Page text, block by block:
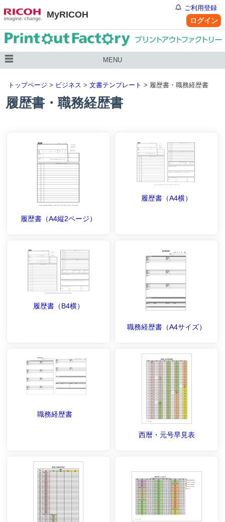
MyRICOH
ご利用登録
ログイン
MENU
トップページ > ビジネス > 文書テンプレート > 履歴書・職務経歴書
履歴書・職務経歴書
履歴書（A4縦2ページ）
履歴書（A4横）
履歴書（B4横）
職務経歴書（A4サイズ）
職務経歴書
西暦・元号早見表